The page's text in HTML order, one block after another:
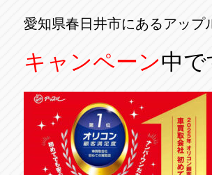
アップル
0561-53-
アップル
0587-66-
オートフ
ル尾張旭店
尾張旭市印場元町5-2-8
ル岩倉店
岩倉市大地町長田35-1
フレンド
愛知県春日井市にあるアップ
キャンペーン中で